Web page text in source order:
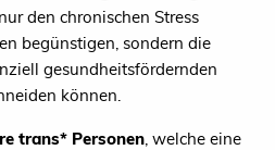
den chronischen Stress
begünstigen, sondern die
gesundheitsfördernden
können.
trans* Personen , welche eine